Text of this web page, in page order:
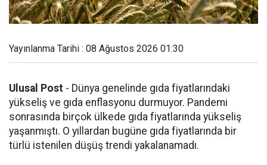
Yayınlanma Tarihi : 08 Ağustos 2026 01:30
Ulusal Post - Dünya genelinde gıda fiyatlarındaki
yükseliş ve gıda enflasyonu durmuyor. Pandemi
sonrasında birçok ülkede gıda fiyatlarında yükseliş
yaşanmıştı. O yıllardan bugüne gıda fiyatlarında bir
türlü istenilen düşüş trendi yakalanamadı.